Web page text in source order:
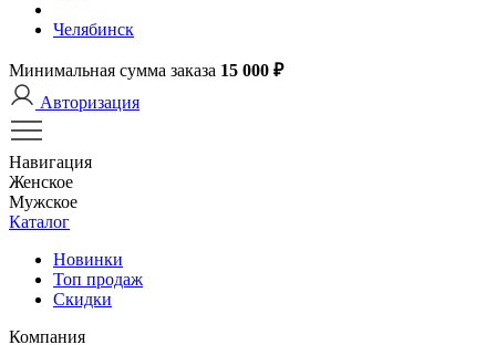
Челябинск
Минимальная сумма заказа 15 000 ₽
Авторизация
Навигация
Женское
Мужское
Каталог
Новинки
Топ продаж
Скидки
Компания